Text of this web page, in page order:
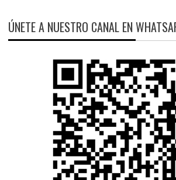
ÚNETE A NUESTRO CANAL EN